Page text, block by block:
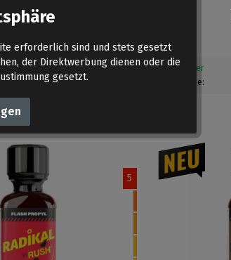
10,50 €*
Auf Lager
Menge:
5
erforderlich sind und stets gesetzt
der Direktwerbung dienen oder die
gesetzt.